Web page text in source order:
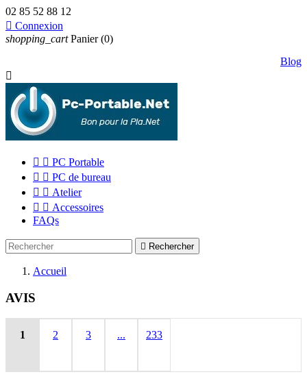
02 85 52 88 12
 Connexion
shopping_cart Panier (0)
Blog

  PC Portable
  PC de bureau
  Atelier
  Accessoires
FAQs
 Rechercher
Accueil
AVIS
1 2 3 ... 233